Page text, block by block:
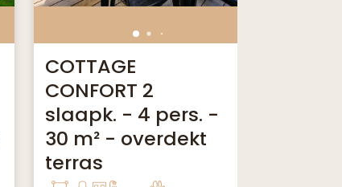
COTTAGE
CONFORT 2
slaapk. - 4 pers. -
30 m² - overdekt
terras